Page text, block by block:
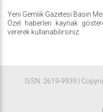
Yeni Gemlik Gazetesi Basın
Özel haberleri kaynak
vererek kullanabilirsiniz.
ISSN: 2619-9939 |